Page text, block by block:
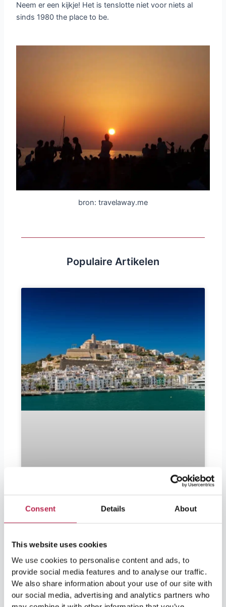
Consent Details About
This website uses cookies
We use cookies to personalise content and ads, to
provide social media features and to analyse our traffic.
We also share information about your use of our site with
our social media, advertising and analytics partners who
Neem er een kijkje! Het is tenslotte niet voor niets al
sinds 1980 the place to be.
bron: travelaway.me
Populaire Artikelen
Ibiza?
Moet ik euro’s meenemen naar Ibiza? Ibiza is
in trek bij zowel feestgangers als liefhebbers
van natuur en cultuur. Voor bezoekers die
binnenkort vertrekken en zich afvragen of zij